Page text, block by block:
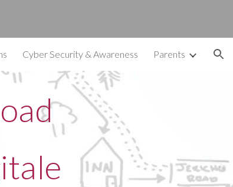
Cyber Security & Awareness Parents